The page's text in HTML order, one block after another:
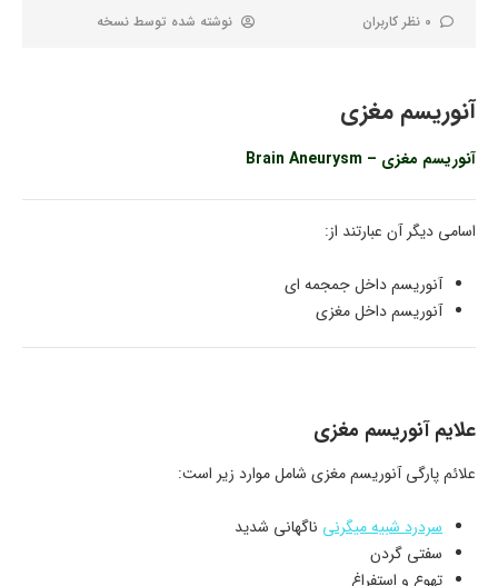
0 نظر کاربران نوشته شده توسط نسخه
آنوریسم مغزی
آنوریسم مغزی – Brain Aneurysm
اسامی دیگر آن عبارتند از:
آنوریسم داخل جمجمه ای
آنوریسم داخل مغزی
علایم آنوریسم مغزی
علائم پارگی آنوریسم مغزی شامل موارد زیر است:
سردرد شبیه میگرنی ناگهانی شدید
سفتی گردن
تهوع و استفراغ